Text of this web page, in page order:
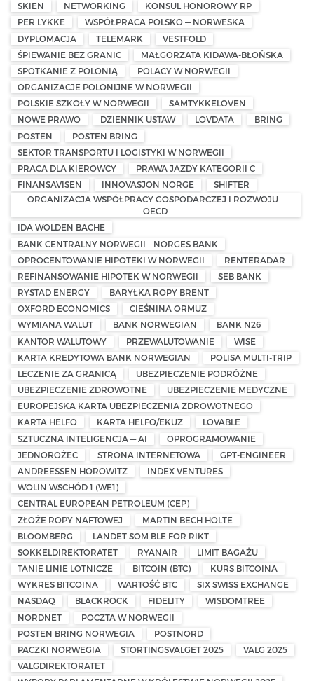
SKIEN
NETWORKING
KONSUL HONOROWY RP
PER LYKKE
WSPÓŁPRACA POLSKO — NORWESKA
DYPLOMACJA
TELEMARK
VESTFOLD
ŚPIEWANIE BEZ GRANIC
MAŁGORZATA KIDAWA-BŁOŃSKA
SPOTKANIE Z POLONIĄ
POLACY W NORWEGII
ORGANIZACJE POLONIJNE W NORWEGII
POLSKIE SZKOŁY W NORWEGII
SAMTYKKELOVEN
NOWE PRAWO
DZIENNIK USTAW LOVDATA
BRING
POSTEN
POSTEN BRING
SEKTOR TRANSPORTU I LOGISTYKI W NORWEGII
PRACA DLA KIEROWCY
PRAWA JAZDY KATEGORII C
FINANSAVISEN
INNOVASJON NORGE
SHIFTER
ORGANIZACJA WSPÓŁPRACY GOSPODARCZEJ I ROZWOJU –
OECD
IDA WOLDEN BACHE
BANK CENTRALNY NORWEGII – NORGES BANK
OPROCENTOWANIE HIPOTEKI W NORWEGII
RENTERADAR
REFINANSOWANIE HIPOTEK W NORWEGII
SEB BANK
RYSTAD ENERGY
BARYŁKA ROPY BRENT
OXFORD ECONOMICS
CIEŚNINA ORMUZ
WYMIANA WALUT
BANK NORWEGIAN
BANK N26
KANTOR WALUTOWY
PRZEWALUTOWANIE
WISE
KARTA KREDYTOWA BANK NORWEGIAN
POLISA MULTI-TRIP
LECZENIE ZA GRANICĄ
UBEZPIECZENIE PODRÓŻNE
UBEZPIECZENIE ZDROWOTNE
UBEZPIECZENIE MEDYCZNE
EUROPEJSKA KARTA UBEZPIECZENIA ZDROWOTNEGO
KARTA HELFO
KARTA HELFO/EKUZ
LOVABLE
SZTUCZNA INTELIGENCJA — AI
OPROGRAMOWANIE
JEDNOROŻEC
STRONA INTERNETOWA
GPT-ENGINEER
ANDREESSEN HOROWITZ
INDEX VENTURES
WOLIN WSCHÓD 1 (WE1)
CENTRAL EUROPEAN PETROLEUM (CEP)
ZŁOŻE ROPY NAFTOWEJ
MARTIN BECH HOLTE
BLOOMBERG
LANDET SOM BLE FOR RIKT
SOKKELDIREKTORATET
RYANAIR
LIMIT BAGAŻU
TANIE LINIE LOTNICZE
BITCOIN (BTC)
KURS BITCOINA
WYKRES BITCOINA
WARTOŚĆ BTC
SIX SWISS EXCHANGE
NASDAQ
BLACKROCK FIDELITY
WISDOMTREE
NORDNET
POCZTA W NORWEGII
POSTEN BRING NORWEGIA
POSTNORD
PACZKI NORWEGIA
STORTINGSVALGET 2025
VALG 2025
VALGDIREKTORATET